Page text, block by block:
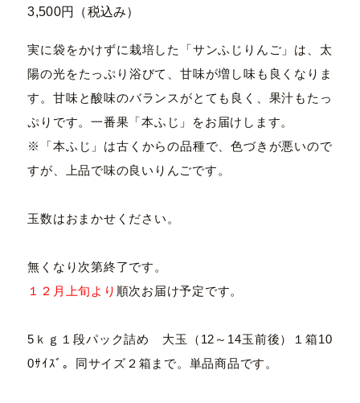
3,500円
（税込み）
実に袋をかけずに栽培した「サンふじりんご」は、太
陽の光をたっぷり浴びて、甘味が増し味も良くなりま
す。甘味と酸味のバランスがとても良く、果汁もたっ
ぷりです。一番果「本ふじ」をお届けします。
※「本ふじ」は古くからの品種で、色づきが悪いので
すが、上品で味の良いりんごです。
玉数はおまかせください。
無くなり次第終了です。
１２月上旬より 順次お届け予定です。
5ｋｇ１段パック詰め 大玉（12～14玉前後）１箱10
0ｻｲｽﾞ。同サイズ２箱まで。単品商品です。